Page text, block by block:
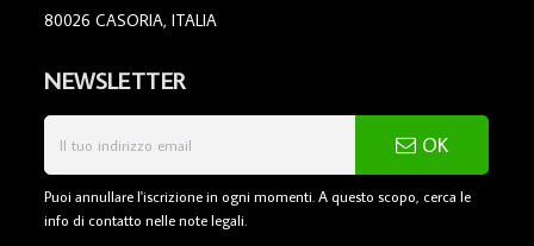
80026 CASORIA, ITALIA
NEWSLETTER
OK
Puoi annullare l'iscrizione in ogni momenti. A questo scopo, cerca le
info di contatto nelle note legali.